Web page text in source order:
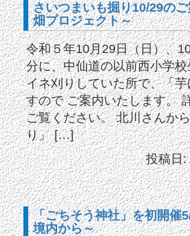
さいつまいも掘り10/29の
畑プロジェクト～
令和５年10月29日（日）、
分に、中仙道の以前西小学
イネ刈りしていた所で、「
すので ご案内いたします。
ご覧ください。 北川さんか
り」 […]
投稿日:
「ごちそう神社」を初開催
境内から～